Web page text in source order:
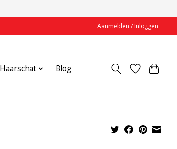
Aanmelden / Inloggen
Haarschat Blog